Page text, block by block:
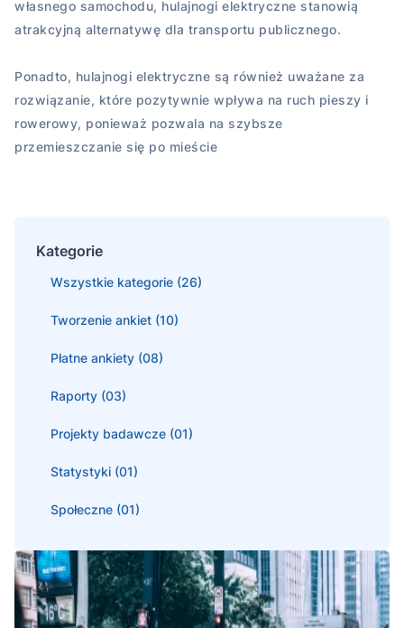
własnego samochodu, hulajnogi elektryczne stanowią
atrakcyjną alternatywę dla transportu publicznego.
Ponadto, hulajnogi elektryczne są również uważane za
rozwiązanie, które pozytywnie wpływa na ruch pieszy i
rowerowy, ponieważ pozwala na szybsze
przemieszczanie się po mieście
Kategorie
Wszystkie kategorie (26)
Tworzenie ankiet (10)
Płatne ankiety (08)
Raporty (03)
Projekty badawcze (01)
Statystyki (01)
Społeczne (01)